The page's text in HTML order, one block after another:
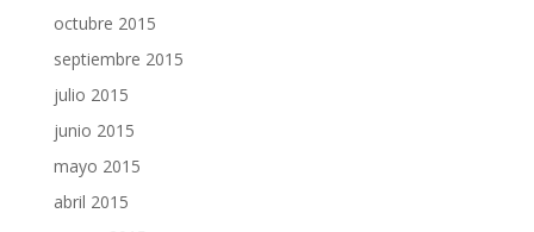
octubre 2015
septiembre 2015
julio 2015
junio 2015
mayo 2015
abril 2015